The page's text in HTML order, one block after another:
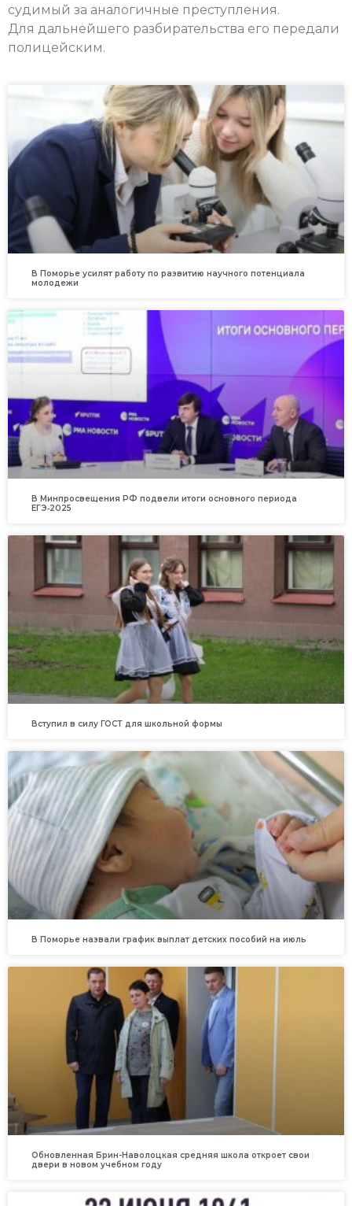
судимый за аналогичные преступления.
Для дальнейшего разбирательства его передали
полицейским.
В Поморье усилят работу по развитию научного потенциала
молодежи
В Минпросвещения РФ подвели итоги основного периода
ЕГЭ‑2025
Вступил в силу ГОСТ для школьной формы
В Поморье назвали график выплат детских пособий на июль
Обновленная Брин-Наволоцкая средняя школа откроет свои
двери в новом учебном году